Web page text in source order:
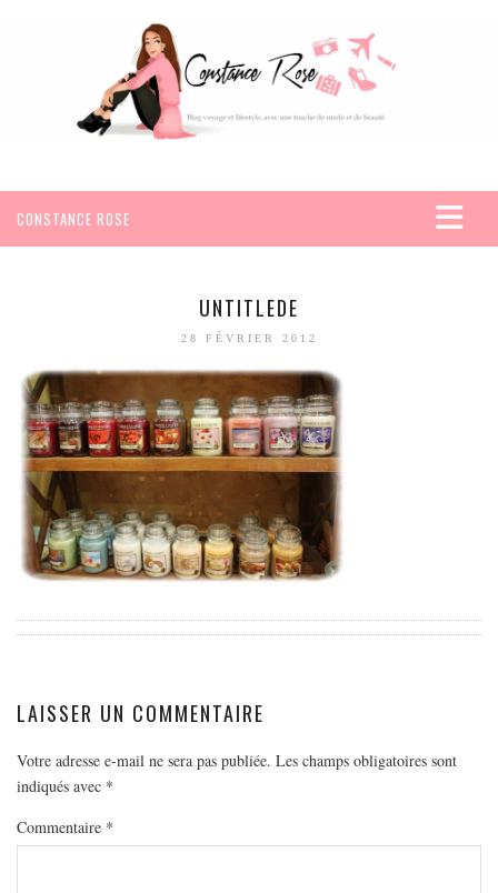
CONSTANCE ROSE
EGYPTE
SEYCHELLES
AMÉRIQUE
MEXIQUE
EUROPE
ESPAGNE
FRANCE
PAYS BAS
RÉPUBLIQUE TCHÈQUE
OCÉANIE
AUSTRALIE
UNTITLEDE
28 FÉVRIER 2012
LAISSER UN COMMENTAIRE
Votre adresse e-mail ne sera pas publiée. Les champs obligatoires sont
indiqués avec *
Commentaire *